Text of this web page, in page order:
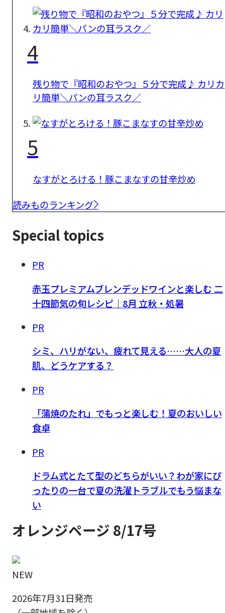
4
残り物で『昭和のおやつ』５分で完成♪ カリカ
リ簡単＼パンの耳ラスク／
5
なすがとろける！豚こまなすの甘辛炒め
読みものランキング
Special topics
PR
赤玉プレミアムブレンデッドワインと楽しむ 二
十四節気の旬レシピ｜8月 立秋・処暑
PR
シミ、ハリがない、疲れて見える……大人の夏
肌、どうケアする？
PR
「蒲焼のたれ」でもっと楽しむ！夏のおいしい
食卓
PR
ドラム式とたて型のどちらがいい？わが家にぴ
ったりの一台で夏の洗濯トラブルでもう悩まな
い
オレンジページ 8/17号
NEW
2026年7月31日発売